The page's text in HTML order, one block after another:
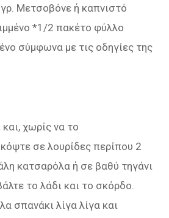
Μετσοβόνε ή καπνιστό
*1/2 πακέτο φύλλο
σύμφωνα με τις οδηγίες της
χωρίς να το
σε λουρίδες περίπου 2
κατσαρόλα ή σε βαθύ τηγάνι
το λάδι και το σκόρδο.
σπανάκι λίγα λίγα και